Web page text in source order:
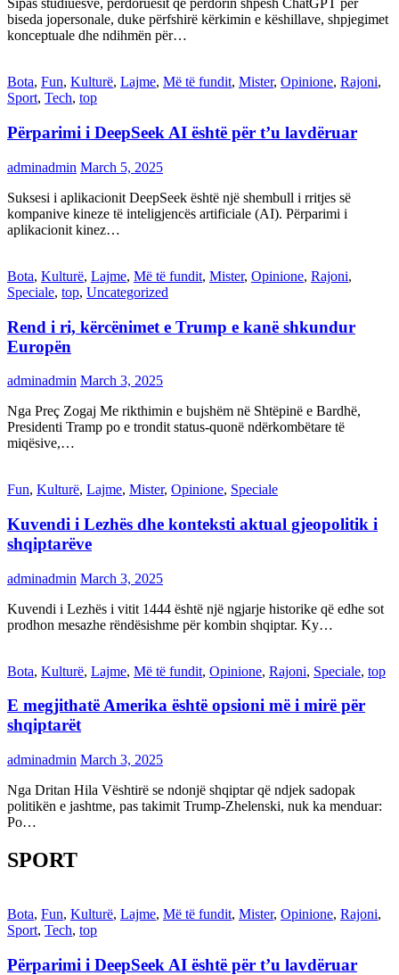
Sipas studiuesve, përdoruesit që përdorin shpesh ChatGPT për
biseda jopersonale, duke përfshirë kërkimin e këshillave, shpjegimet
konceptuale dhe ndihmën për…
Bota, Fun, Kulturë, Lajme, Më të fundit, Mister, Opinione, Rajoni,
Sport, Tech, top
Përparimi i DeepSeek AI është për t’u lavdëruar
adminadmin March 5, 2025
Suksesi i aplikacionit DeepSeek është një shembull i rritjes së
kompanive kineze të inteligjencës artificiale (AI). Përparimi i
aplikacionit kinez…
Bota, Kulturë, Lajme, Më të fundit, Mister, Opinione, Rajoni,
Speciale, top, Uncategorized
Rend i ri, kërcënimet e Trump e kanë shkundur
Europën
adminadmin March 3, 2025
Nga Preç Zogaj Me rikthimin e bujshëm në Shtëpinë e Bardhë,
Presidenti Tramp po e trondit status-quonë ndërkombëtare të
miqësive,…
Fun, Kulturë, Lajme, Mister, Opinione, Speciale
Kuvendi i Lezhës dhe konteksti aktual gjeopolitik i
shqiptarëve
adminadmin March 3, 2025
Kuvendi i Lezhës i vitit 1444 është një ngjarje historike që edhe sot
prodhon mesazhe rëndësishme për kombin shqiptar. Ky…
Bota, Kulturë, Lajme, Më të fundit, Opinione, Rajoni, Speciale, top
E megjithatë Amerika është opsioni më i mirë për
shqiptarët
adminadmin March 3, 2025
Nga Dritan Hila Vështirë se ndonjë shqiptar që ndjek sadopak
politikën e jashtme, pas takimit Trump-Zhelenski, nuk ka menduar:
Po…
SPORT
Bota, Fun, Kulturë, Lajme, Më të fundit, Mister, Opinione, Rajoni,
Sport, Tech, top
Përparimi i DeepSeek AI është për t’u lavdëruar